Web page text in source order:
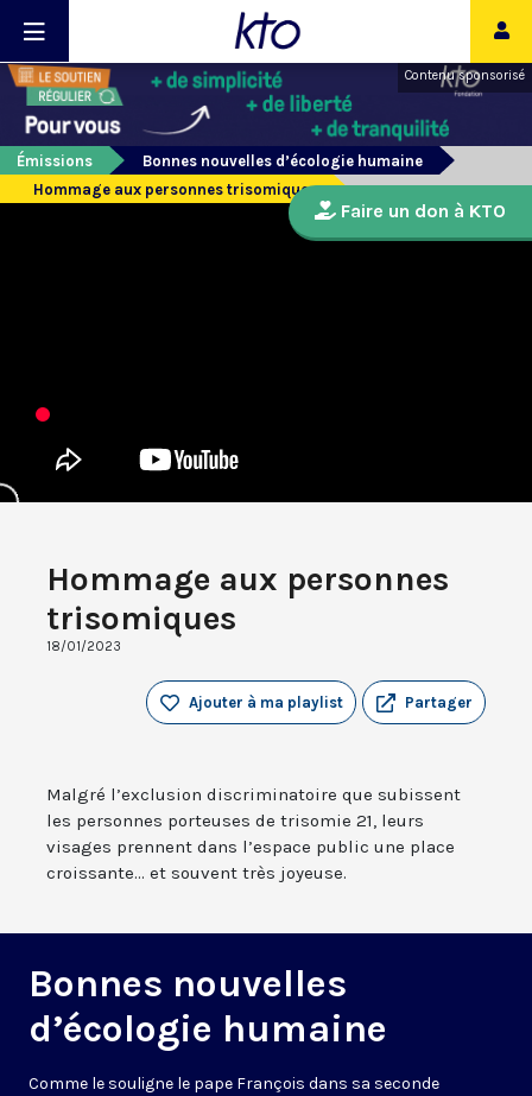
Contenu sponsorisé
Émissions
Bonnes nouvelles d’écologie humaine
Hommage aux personnes trisomiques
Hommage aux personnes
trisomiques
18/01/2023
Partager
Ajouter à ma playlist
Malgré l’exclusion discriminatoire que subissent
les personnes porteuses de trisomie 21, leurs
visages prennent dans l’espace public une place
croissante... et souvent très joyeuse.
Bonnes nouvelles
d’écologie humaine
Comme le souligne le pape François dans sa seconde
Faire un don à KTO